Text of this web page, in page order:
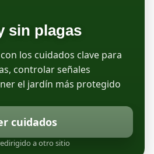
sin plagas
los cuidados clave para
controlar señales
el jardín más protegido
cuidados
a otro sitio